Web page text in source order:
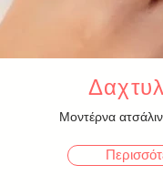
Μοντέρνα